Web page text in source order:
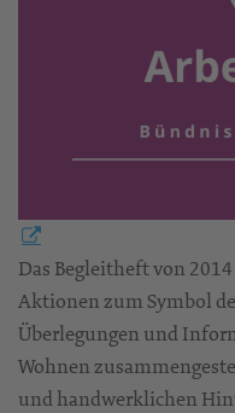
Das Begleitheft von
Aktionen zum Symbol
Überlegungen und
Wohnen
und handwerklichen